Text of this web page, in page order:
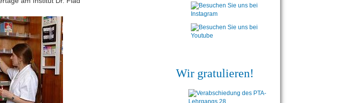
Wir gratulieren!